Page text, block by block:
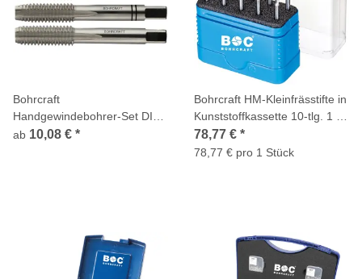
Bohrcraft
Handgewindebohrer-Set DIN
352 HSS-G links 3-tlg.
ab 10,08 € *
Bohrcraft HM-Kleinfrässtifte in
Kunststoffkassette 10-tlg. 1 x
3,0 + 6,0 mm B/C/D/F/G
78,77 € *
78,77 € pro 1 Stück